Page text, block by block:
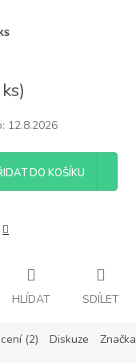
12.8.2026
DO KOŠÍKU
HLÍDAT SDÍLET
(2) Diskuze Značka